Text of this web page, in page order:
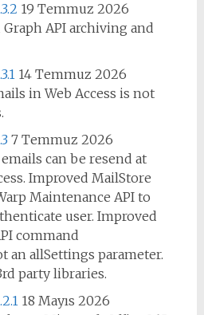
19 Temmuz 2026
API archiving and
14 Temmuz 2026
in Web Access is not
7 Temmuz 2026
can be resend at
Improved MailStore
Maintenance API to
user. Improved
command
an allSettings parameter.
party libraries.
18 Mayıs 2026